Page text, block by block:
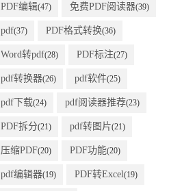
PDF编辑(47) 免费PDF阅读器(39)
pdf(37) PDF格式转换(36)
Word转pdf(28) PDF标注(27)
pdf转换器(26) pdf软件(25)
pdf下载(24) pdf阅读器推荐(23)
PDF拆分(21) pdf转图片(21)
压缩PDF(20) PDF功能(20)
pdf编辑器(19) PDF转Excel(19)